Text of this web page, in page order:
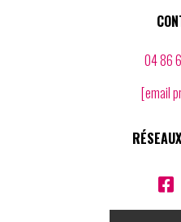
04 86
[email
